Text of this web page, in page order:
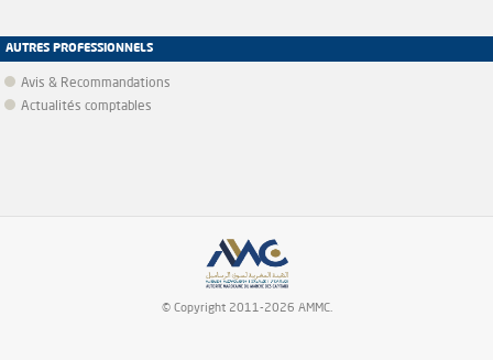
AUTRES PROFESSIONNELS
Avis & Recommandations
Actualités comptables
© Copyright 2011-2026 AMMC.